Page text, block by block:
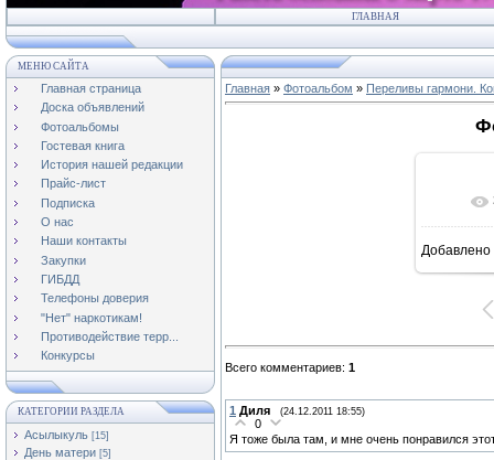
ГЛАВНАЯ
МЕНЮ САЙТА
Главная страница
Доска объявлений
Фотоальбомы
Гостевая книга
История нашей редакции
Прайс-лист
Подписка
О нас
Наши контакты
Закупки
ГИБДД
Телефоны доверия
"Нет" наркотикам!
Противодействие терр...
Конкурсы
КАТЕГОРИИ РАЗДЕЛА
Асылыкуль [15]
День матери [5]
Главная » Фотоальбом » Переливы гармони.
Добавлено
Всего комментариев: 1
1 Диля (24.12.2011 18:55)
0
Я тоже была там, и мне очень понравился